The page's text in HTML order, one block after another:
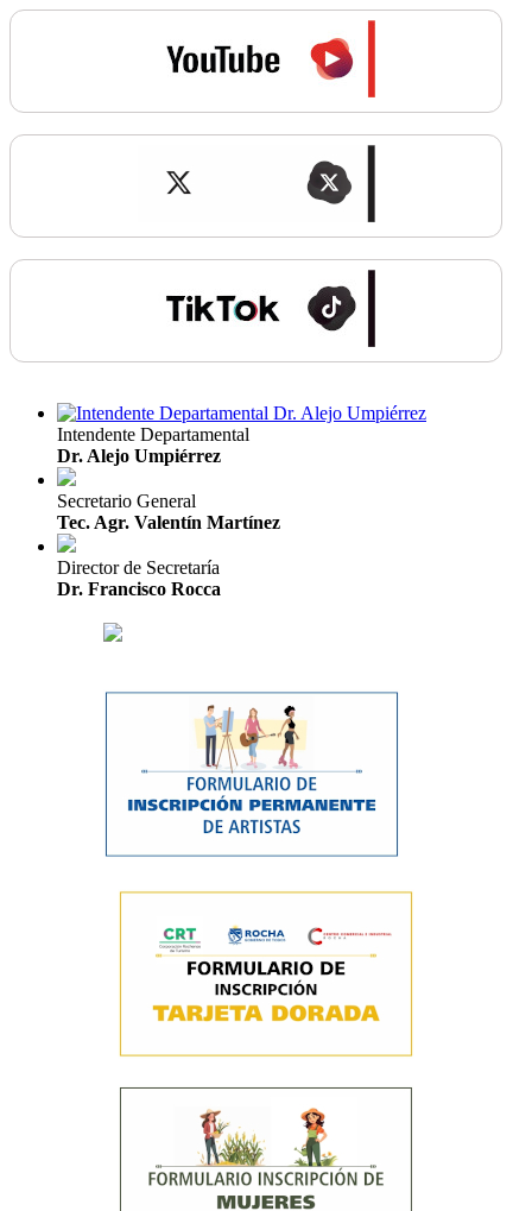
Intendente Departamental
Dr. Alejo Umpiérrez
Secretario General
Tec. Agr. Valentín Martínez
Director de Secretaría
Dr. Francisco Rocca